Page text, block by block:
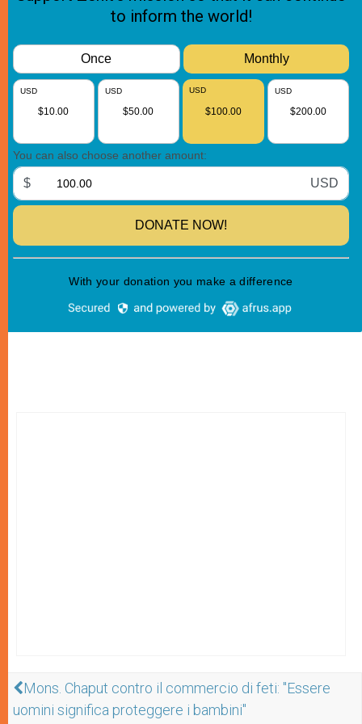
Mons. Chaput contro il commercio di feti: "Essere
uomini significa proteggere i bambini"